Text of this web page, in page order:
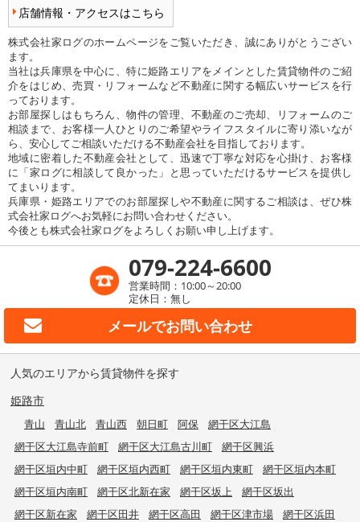
店舗情報・アクセスはこちら
株式会社家ログのホームページをご覧いただき、誠にありがとうござい
ます。
当社は兵庫県を中心に、特に姫路エリアをメインとした賃貸物件のご紹
介をはじめ、売買・リフォームなど不動産に関する幅広いサービスを行
っております。
お部屋探しはもちろん、物件の管理、不動産のご売却、リフォームのご
相談まで、お客様一人ひとりのご希望やライフスタイルに寄り添いなが
ら、安心してご相談いただける不動産会社を目指しております。
地域に密着した不動産会社として、迅速で丁寧な対応を心掛け、お客様
に「家ログに相談して良かった」と思っていただけるサービスを提供し
てまいります。
兵庫県・姫路エリアでのお部屋探しや不動産に関するご相談は、ぜひ株
式会社家ログへお気軽にお問い合わせください。
今後とも株式会社家ログをよろしくお願い申し上げます。
079-224-6600
営業時間：10:00～20:00
定休日：無し
メールでお問い合わせ
人気のエリアから賃貸物件を探す
姫路市
青山 青山北 青山西 朝日町 阿保
網干区大江島
網干区大江島寺前町
網干区大江島古川町
網干区興浜
網干区垣内中町
網干区垣内西町 網干区垣内東町
網干区垣内本町
網干区垣内南町
網干区北新在家 網干区坂上
網干区坂出
網干区新在家
網干区田井 網干区高田 網干区津市場
網干区浜田